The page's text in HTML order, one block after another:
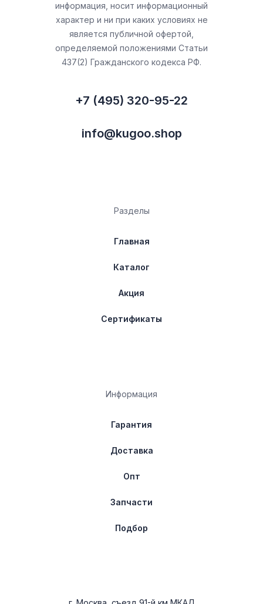
информация, носит информационный
характер и ни при каких условиях не
является публичной офертой,
определяемой положениями Статьи
437(2) Гражданского кодекса РФ.
Разделы
Главная
Каталог
Акция
Сертификаты
Информация
Гарантия
Доставка
Опт
Запчасти
Подбор
+7 (495) 320-95-22
info@kugoo.shop